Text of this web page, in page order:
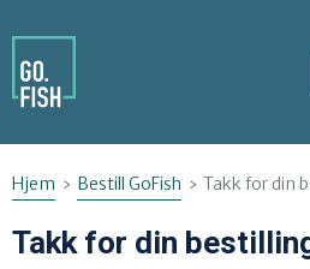
Hjem Bestill GoFish Takk for din
Takk for din